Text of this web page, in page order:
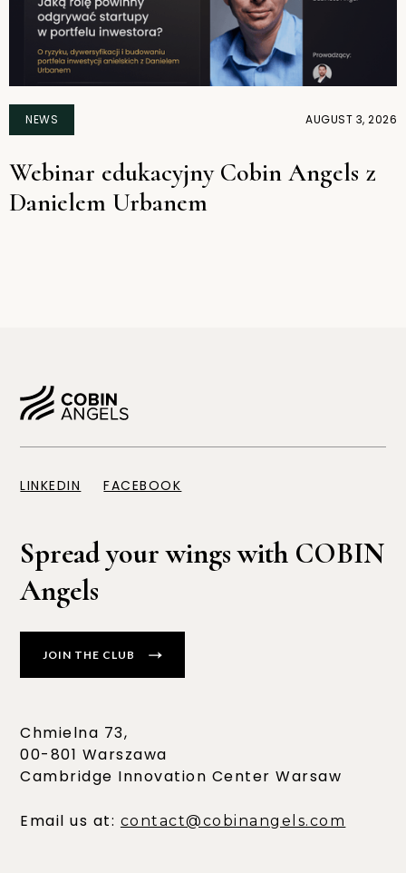
NEWS AUGUST 3, 2026
Webinar edukacyjny Cobin Angels z
Danielem Urbanem
LINKEDIN FACEBOOK
Spread your wings with COBIN
Angels
JOIN THE CLUB
Email us at: contact@cobinangels.com
Chmielna 73,
00-801 Warszawa
Cambridge Innovation Center Warsaw